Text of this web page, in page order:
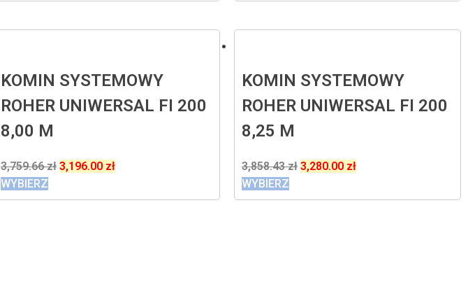
KOMIN SYSTEMOWY
ROHER UNIWERSAL FI 200
8,00 M
3,759.66zł 3,196.00 zł
WYBIERZ
KOMIN SYSTEMOWY
ROHER UNIWERSAL FI 200
8,25 M
3,858.43zł 3,280.00 zł
WYBIERZ